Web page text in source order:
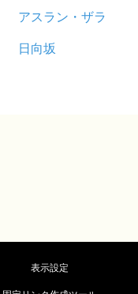
アスラン・ザラ
日向坂
表示設定